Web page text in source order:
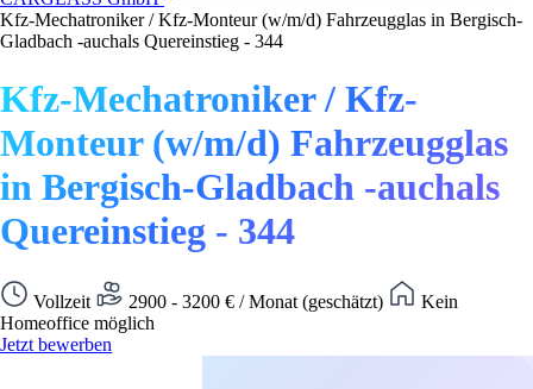
Kfz-Mechatroniker / Kfz-Monteur (w/m/d) Fahrzeugglas in Bergisch-
Gladbach -auchals Quereinstieg - 344
Kfz-Mechatroniker / Kfz-
Monteur (w/m/d) Fahrzeugglas
in Bergisch-Gladbach -auchals
Quereinstieg - 344
Vollzeit 2900 - 3200 € / Monat (geschätzt)
Kein
Homeoffice möglich
Jetzt bewerben